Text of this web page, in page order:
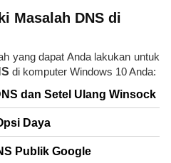
Masalah DNS di
yang dapat Anda lakukan untuk
di komputer Windows 10 Anda:
dan Setel Ulang Winsock
Daya
Publik Google